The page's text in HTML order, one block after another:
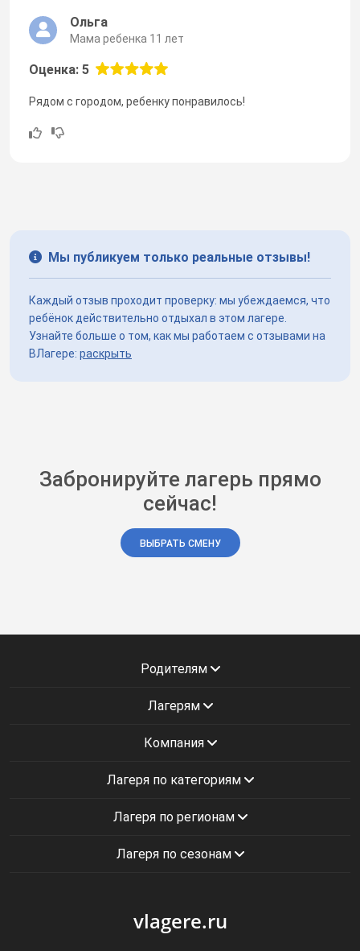
Ольга
Мама ребенка 11 лет
Оценка: 5
Рядом с городом, ребенку понравилось!
Мы публикуем только реальные отзывы!
Каждый отзыв проходит проверку: мы убеждаемся, что
ребёнок действительно отдыхал в этом лагере.
Узнайте больше о том, как мы работаем с отзывами на
ВЛагере: раскрыть
Забронируйте лагерь прямо
сейчас!
ВЫБРАТЬ СМЕНУ
Родителям
Лагерям
Компания
Лагеря по категориям
Лагеря по регионам
Лагеря по сезонам
vlagere.ru